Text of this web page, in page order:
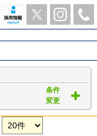
丸岩産業株式会社-
条件
変更